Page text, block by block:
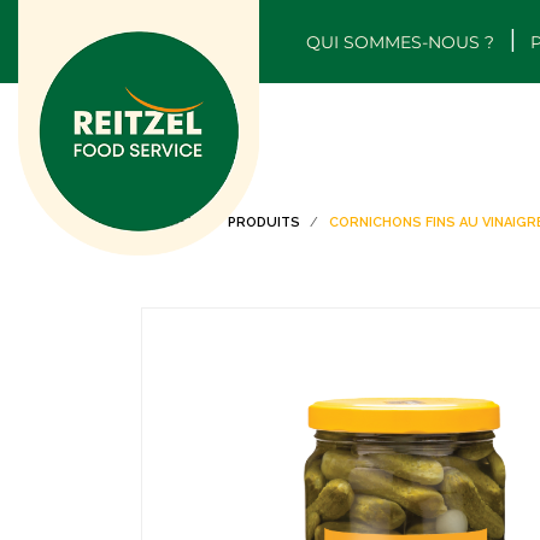
QUI SOMMES-NOUS ?
ACCUEIL PRODUITS CORNICHONS FINS AU